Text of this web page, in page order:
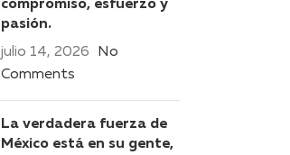
compromiso, esfuerzo y
pasión.
julio 14, 2026
No
Comments
La verdadera fuerza de
México está en su gente,